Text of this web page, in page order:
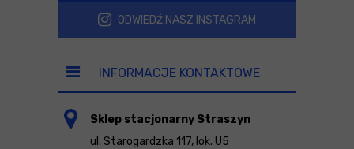
ODWIEDŹ NASZ INSTAGRAM
INFORMACJE KONTAKTOWE
Sklep stacjonarny Straszyn
ul. Starogardzka 117, lok. U5